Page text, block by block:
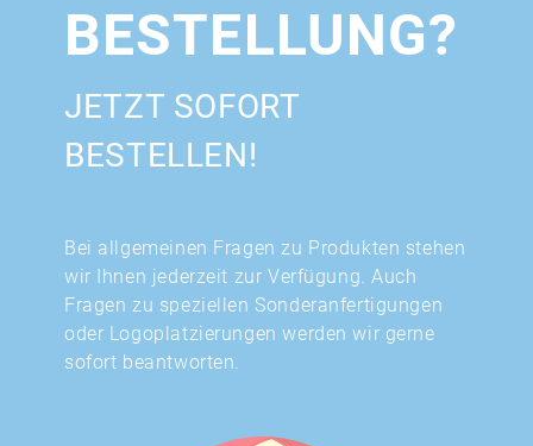
BESTELLUNG?
JETZT SOFORT
BESTELLEN!
Bei allgemeinen Fragen zu Produkten stehen
wir Ihnen jederzeit zur Verfügung. Auch
Fragen zu speziellen Sonderanfertigungen
oder Logoplatzierungen werden wir gerne
sofort beantworten.